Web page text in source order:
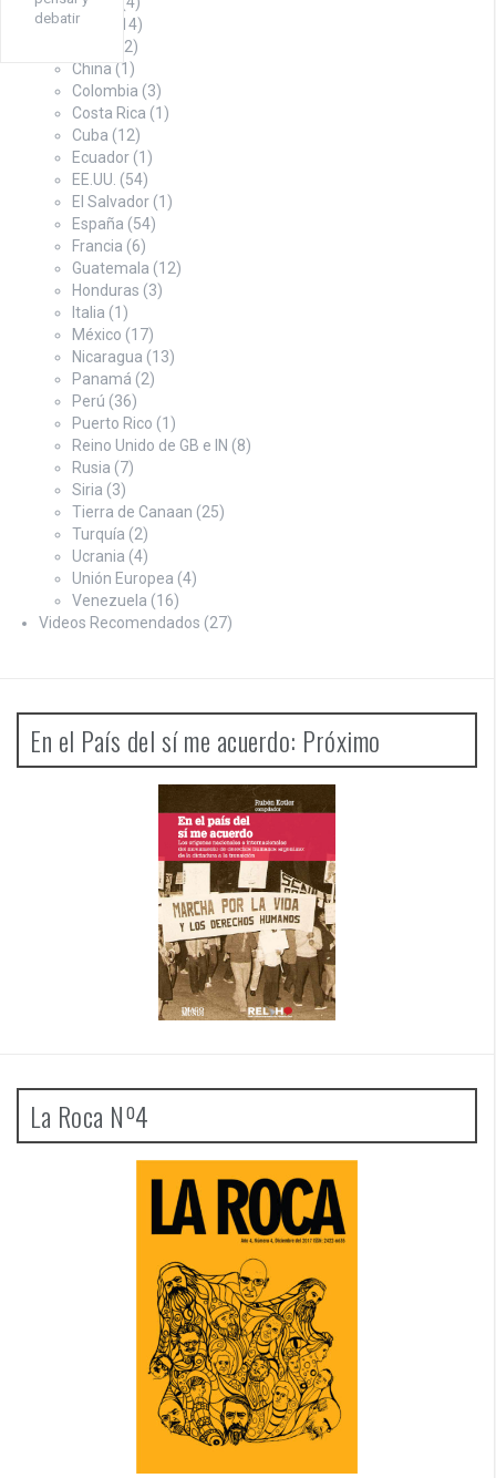
debatirBrasil
(14)
(12)
China (1)
Colombia (3)
Costa Rica (1)
Cuba (12)
Ecuador (1)
EE.UU. (54)
El Salvador (1)
España (54)
Francia (6)
Guatemala (12)
Honduras (3)
Italia (1)
México (17)
Nicaragua (13)
Panamá (2)
Perú (36)
Puerto Rico (1)
Reino Unido de GB e IN (8)
Rusia (7)
Siria (3)
Tierra de Canaan (25)
Turquía (2)
Ucrania (4)
Unión Europea (4)
Venezuela (16)
Videos Recomendados (27)
En el País del sí me acuerdo: Próximo
La Roca Nº4